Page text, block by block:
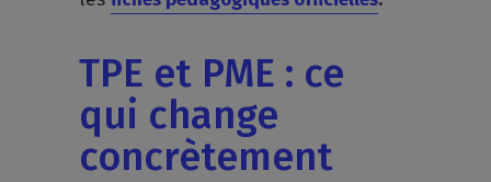
TPE et PME : ce
qui change
concrètement